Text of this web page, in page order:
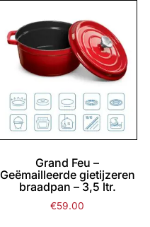
Grand Feu –
Geëmailleerde gietijzeren
braadpan – 3,5 ltr.
€59.00